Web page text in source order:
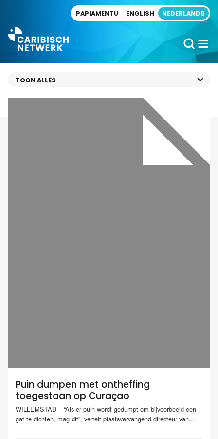
PAPIAMENTU ENGLISH NEDERLANDS
Puin dumpen met ontheffing
toegestaan op Curaçao
WILLEMSTAD – “Als er puin wordt gedumpt om bijvoorbeeld een
gat te dichten, mag dit”, vertelt plaatsvervangend directeur van...